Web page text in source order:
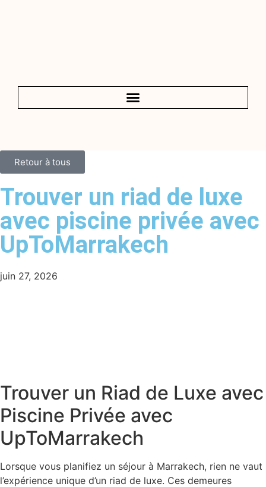
Retour à tous
Trouver un riad de luxe
avec piscine privée avec
UpToMarrakech
juin 27, 2026
Trouver un Riad de Luxe avec
Piscine Privée avec
UpToMarrakech
Lorsque vous planifiez un séjour à Marrakech, rien ne vaut
l’expérience unique d’un riad de luxe. Ces demeures